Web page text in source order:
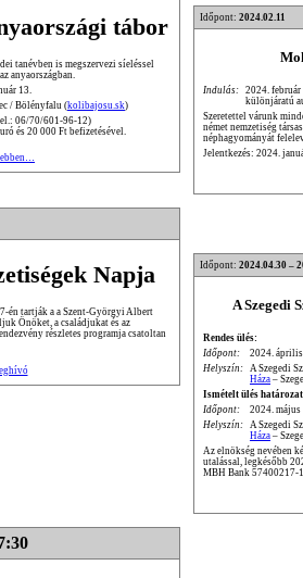
tábor
tanévben is megszervezi síeléssel
anyaországban.
13.
/ Bölényfalu (kolibajosu.sk)
06/70/601-96-12)
és 20 000 Ft befizetésével.
Időpont: 2024.02.11
Indulás: 2024. február
különjáratú
Szeretettel várunk
német nemzetiség
néphagyományát
Jelentkezés: 2024.
Napja
én tartják a a Szent-Györgyi Albert
Önöket, a családjukat és az
részletes programja csatoltan
Időpont: 2024.04.30 –
A Szegedi
Rendes ülés:
Időpont:
2024.
Helyszín:
A Szegedi
Háza –
Ismételt ülés
Időpont:
2024. május
Helyszín:
A Szegedi
Háza –
Az elnökség nevében
utalással, legkésőbb
MBH Bank 57400217-